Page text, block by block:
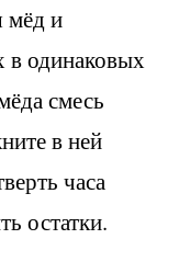
мёд и
в одинаковых
смесь
в ней
часа
остатки.